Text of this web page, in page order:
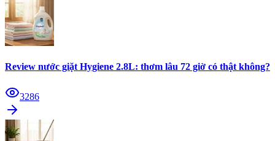
Review nước giặt Hygiene 2.8L: thơm lâu 72 giờ có thật không?
3286